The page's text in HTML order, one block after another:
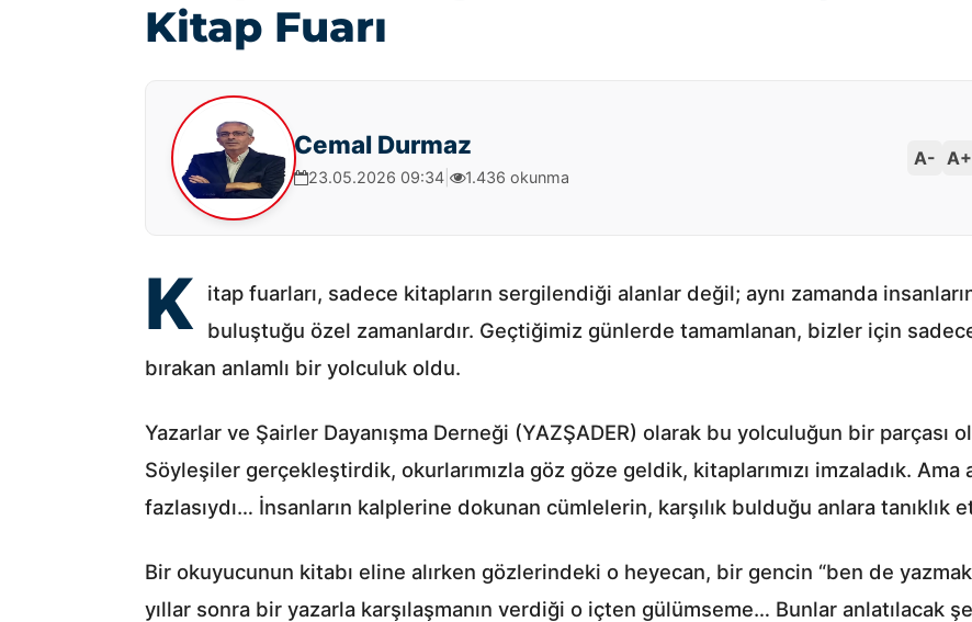
Kitap Fuarı
Cemal Durmaz
23.05.2026 09:34 1.436 okunma
A- A+
K
itap fuarları, sadece kitapların sergilendiği alanlar değil; aynı zamanda
buluştuğu özel zamanlardır. Geçtiğimiz günlerde tamamlanan, bizler için
bırakan anlamlı bir yolculuk oldu.
Yazarlar ve Şairler Dayanışma Derneği (YAZŞADER) olarak bu yolculuğun bir
Söyleşiler gerçekleştirdik, okurlarımızla göz göze geldik, kitaplarımızı imzaladık. Ama
fazlasıydı… İnsanların kalplerine dokunan cümlelerin, karşılık bulduğu anlara tanıklık
Bir okuyucunun kitabı eline alırken gözlerindeki o heyecan, bir gencin “ben de
yıllar sonra bir yazarla karşılaşmanın verdiği o içten gülümseme… Bunlar anlatılacak